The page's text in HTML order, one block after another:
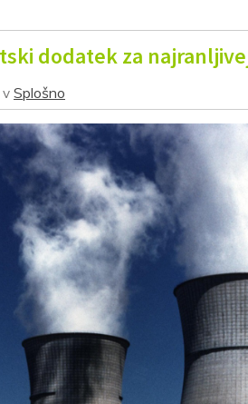
dodatek za
v Splošno